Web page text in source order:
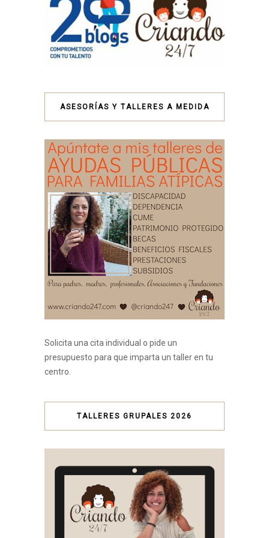
ASESORÍAS Y TALLERES A MEDIDA
Solicita una cita individual o pide un
presupuesto para que imparta un taller en tu
centro.
TALLERES GRUPALES 2026